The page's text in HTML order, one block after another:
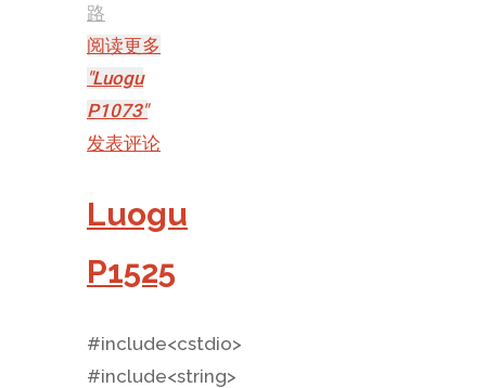
路
阅读更多
"Luogu
P1073"
发表评论
Luogu
P1525
#include<cstdio>
#include<string>